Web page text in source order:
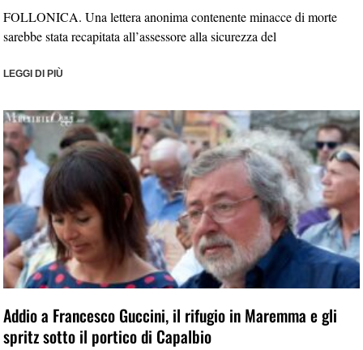
FOLLONICA. Una lettera anonima contenente minacce di morte
sarebbe stata recapitata all’assessore alla sicurezza del
LEGGI DI PIÙ
Addio a Francesco Guccini, il rifugio in Maremma e gli
spritz sotto il portico di Capalbio